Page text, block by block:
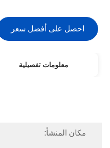
احصل على أفضل سعر
معلومات تفصيلية
مكان المنشأ: